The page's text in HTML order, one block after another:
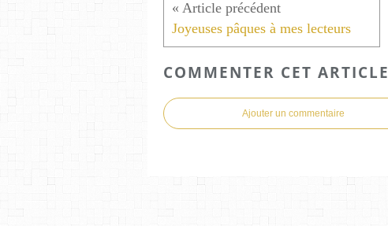
Joyeuses pâques à mes lecteurs
COMMENTER CET ARTICLE
Ajouter un commentaire